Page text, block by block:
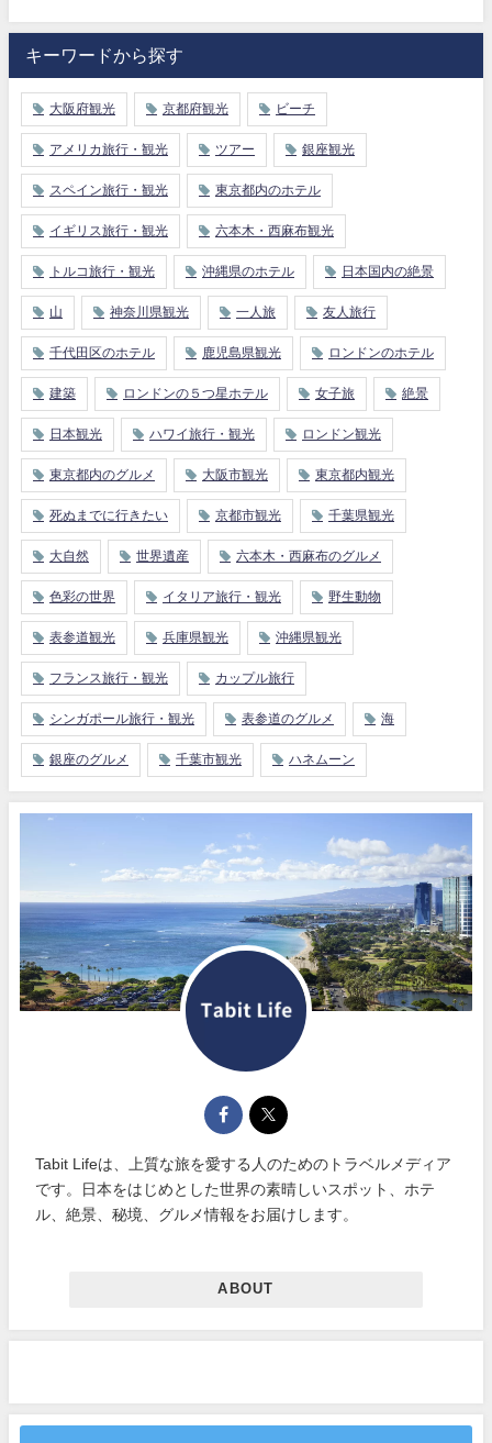
キーワードから探す
大阪府観光 京都府観光 ビーチ
アメリカ旅行・観光 ツアー 銀座観光
スペイン旅行・観光 東京都内のホテル
イギリス旅行・観光 六本木・西麻布観光
トルコ旅行・観光 沖縄県のホテル 日本国内の絶景
山 神奈川県観光 一人旅 友人旅行
千代田区のホテル 鹿児島県観光 ロンドンのホテル
建築 ロンドンの５つ星ホテル 女子旅 絶景
日本観光 ハワイ旅行・観光 ロンドン観光
東京都内のグルメ 大阪市観光 東京都内観光
死ぬまでに行きたい 京都市観光 千葉県観光
大自然 世界遺産 六本木・西麻布のグルメ
色彩の世界 イタリア旅行・観光 野生動物
表参道観光 兵庫県観光 沖縄県観光
フランス旅行・観光 カップル旅行
シンガポール旅行・観光 表参道のグルメ 海
銀座のグルメ 千葉市観光 ハネムーン
Tabit Lifeは、上質な旅を愛する人のためのトラベルメディア
です。日本をはじめとした世界の素晴しいスポット、ホテ
ル、絶景、秘境、グルメ情報をお届けします。
ABOUT